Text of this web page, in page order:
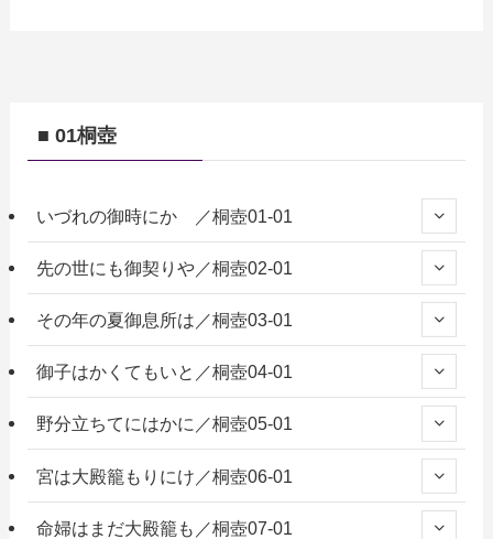
■ 01桐壺
いづれの御時にか ／桐壺01-01
先の世にも御契りや／桐壺02-01
その年の夏御息所は／桐壺03-01
御子はかくてもいと／桐壺04-01
野分立ちてにはかに／桐壺05-01
宮は大殿籠もりにけ／桐壺06-01
命婦はまだ大殿籠も／桐壺07-01